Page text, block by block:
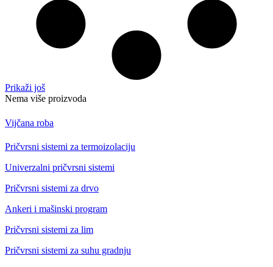
Prikaži još
Nema više proizvoda
Vijčana roba
Pričvrsni sistemi za termoizolaciju
Univerzalni pričvrsni sistemi
Pričvrsni sistemi za drvo
Ankeri i mašinski program
Pričvrsni sistemi za lim
Pričvrsni sistemi za suhu gradnju